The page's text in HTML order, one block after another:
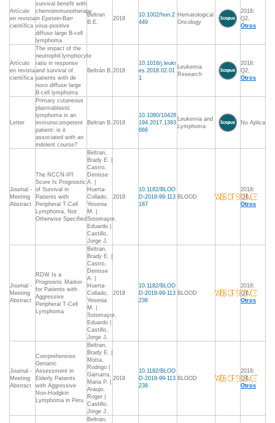
Artículo
en revista
científica
survival benefit with
chemoimmunotherapy
in Epstein-Barr
virus-positive
diffuse large B-cell
lymphoma
Beltran
B.E.
2018
10.1002/hon.2
449
Hematological
Oncology
2018:
Q2,
Otros
Artículo
en revista
científica
The impact of the
neutrophil:lymphocyte
ratio in response
and survival of
patients with de
novo diffuse large
B-cell lymphoma
Beltrán B. 2018
10.1016/j.leukr
es.2018.02.01
1
Leukemia
Research
2018:
Q2,
Otros
Letter
Primary cutaneous
plasmablastic
lymphoma in an
immunocompetent
patient: is it
associated with an
indolent course?
Beltran B. 2018
10.1080/10428
194.2017.1393
666
Leukemia and
Lymphoma
No Aplica
Journal -
Meeting
Abstract
The NCCN-IPI
Score Is Prognostic
of Survival in
Patients with
Peripheral T-Cell
Lymphoma, Not
Otherwise Specified
Beltran,
Brady E. |
Castro,
Denisse
A. |
Huerta-
Collado,
Yesenia
M. |
Sotomayor,
Eduardo |
Castillo,
Jorge J.
2018
10.1182/BLOO
D-2018-99-113
187
BLOOD
2018:
Q1,
Otros
Journal -
Meeting
Abstract
RDW Is a
Prognostic Marker
for Patients with
Aggressive
Peripheral T-Cell
Lymphoma
Beltran,
Brady E. |
Castro,
Denisse
A. |
Huerta-
Collado,
Yesenia
M. |
Sotomayor,
Eduardo |
Castillo,
Jorge J.
2018
10.1182/BLOO
D-2018-99-113
236
BLOOD
2018:
Q1,
Otros
Journal -
Meeting
Abstract
Comprehensive
Geriatric
Assessment in
Elderly Patients
with Aggressive
Non-Hodgkin
Lymphoma in Peru
Beltran,
Brady E. |
Motta,
Rodrigo |
Gamarra,
Maria P. |
Araujo,
Roger |
Castillo,
Jorge J.
2018
10.1182/BLOO
D-2018-99-113
238
BLOOD
2018:
Q1,
Otros
Beltran,